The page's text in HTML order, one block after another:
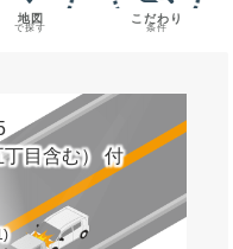
地図
で探す
こだわり
条件
目含む） 付